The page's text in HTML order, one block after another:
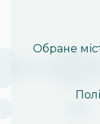
Обране